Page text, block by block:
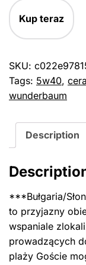
Kup teraz
SKU:
Tags: 5w40,
wunderbaum
Description
***Bułgaria/
to przyjazny
wspaniale
prowadzących
plaży Goście